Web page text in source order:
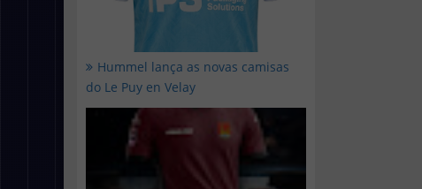
Hummel lança as novas camisas
do Le Puy en Velay